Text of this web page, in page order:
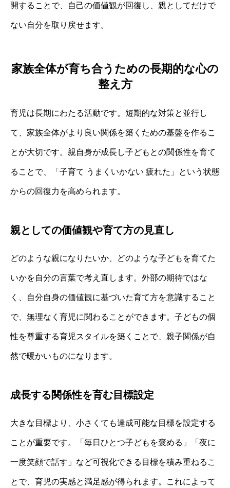
開することで、自己の価値観が回復し、親としてだけで
ない自分を取り戻せます。
家族全体が育ち合うための長期的な心の
整え方
育児は長期にわたる活動です。短期的な対策と並行し
て、家族全体がより良い関係を築くための基盤を作るこ
とが大切です。親自身が成長し子どもとの関係性を育て
ることで、「子育て うまくいかない 疲れた」という状態
からの回復力を高められます。
親としての価値観や育て方の見直し
どのような親になりたいか、どのような子どもを育てた
いかを自分の言葉で考え直します。外部の期待ではな
く、自分自身の価値観に基づいた育て方を意識すること
で、無理なく育児に関わることができます。子どもの個
性を尊重する育児スタイルを築くことで、親子関係が自
然で暖かいものになります。
成長する関係性を育む目標設定
大きな目標より、小さくても達成可能な目標を設定する
ことが重要です。「毎日ひとつ子どもを褒める」「夜に
一度笑顔で話す」など可視化できる目標を積み重ねるこ
とで、育児の実感と満足感が得られます。これによって